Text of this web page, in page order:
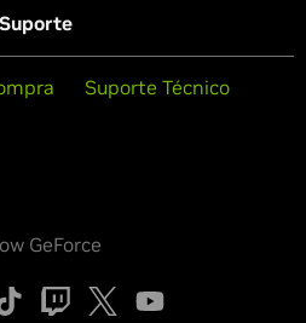
Suporte
Suporte Técnico
GeForce